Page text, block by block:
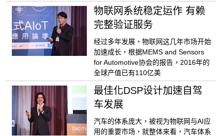
物联网系统稳定运作 有赖
完整验证服务
经过多年发展，物联网这几年市场开始
加速成长，根据MEMS and Sensors
for Automotive协会的报告，2016年的
全球产值已有110亿美
最佳化DSP设计加速自驾
车发展
汽车的体系庞大，被视为物联网与AI应
用的重要市场，就整体来看，汽车体系